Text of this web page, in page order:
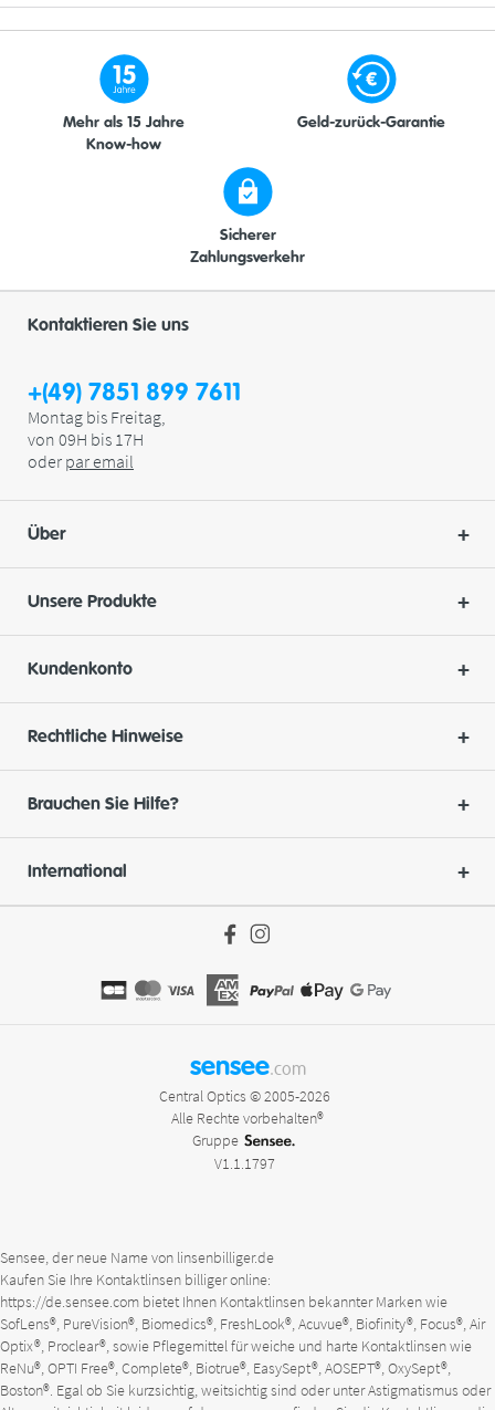
Mehr als 15 Jahre
Know-how
Sicherer
Zahlungsverkehr
Geld-zurück-Garantie
Kontaktieren Sie uns
+(49) 7851 899 7611
Montag bis Freitag,
von 09H bis 17H
oder paremail
Über
Unsere Produkte
Kundenkonto
Rechtliche Hinweise
Brauchen Sie Hilfe?
International
sensee.com
Central Optics © 2005-2026
Alle Rechte vorbehalten®
Gruppe
V1.1.1797
Sensee, der neue Name von linsenbilliger.de
Kaufen Sie Ihre Kontaktlinsen billiger online:
https://de.sensee.com bietet Ihnen Kontaktlinsen bekannter Marken wie
SofLens®, PureVision®, Biomedics®, FreshLook®, Acuvue®, Biofinity®, Focus®, Air
Optix®, Proclear®, sowie Pflegemittel für weiche und harte Kontaktlinsen wie
ReNu®, OPTI Free®, Complete®, Biotrue®, EasySept®, AOSEPT®, OxySept®,
Boston®. Egal ob Sie kurzsichtig, weitsichtig sind oder unter Astigmatismus oder